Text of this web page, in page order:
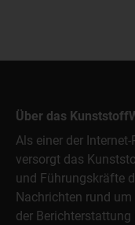
Über das
Als einer der
versorgt das
und Führungskräfte
Nachrichten rund
der